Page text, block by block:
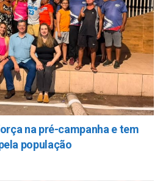
na pré-campanha e tem
população